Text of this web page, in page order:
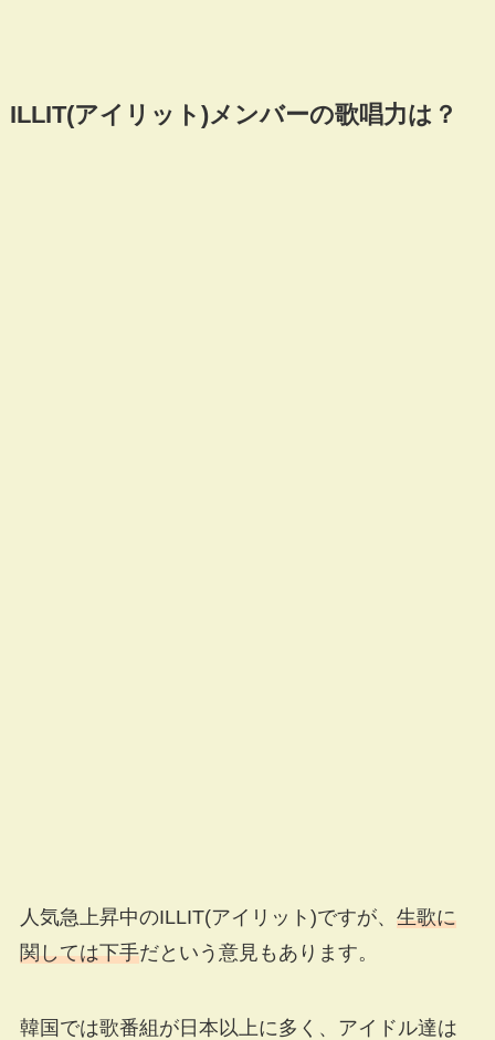
ILLIT(アイリット)メンバーの歌唱力は？
人気急上昇中のILLIT(アイリット)ですが、 生歌に
関しては下手だという意見もあります。
韓国では歌番組が日本以上に多く、アイドル達は